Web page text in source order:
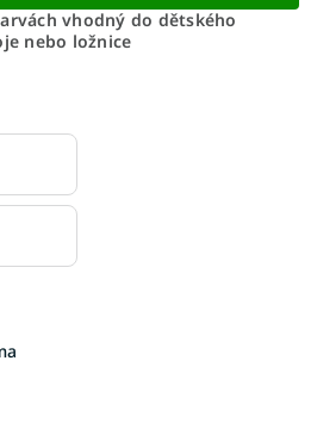
vhodný do dětského
nebo ložnice